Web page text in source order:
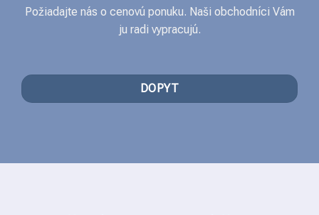
Požiadajte nás o cenovú ponuku. Naši obchodníci Vám
ju radi vypracujú.
DOPYT